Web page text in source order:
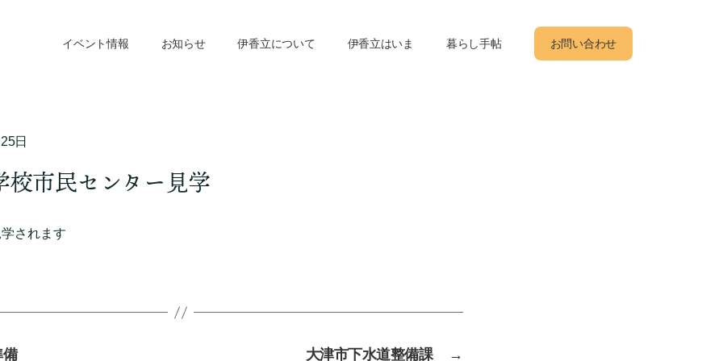
イベント情報 お知らせ 伊香立について 伊香立はいま 暮らし手帖 お問い合わせ
日
校市民センター見学
されます
備 →
大津市下水道整備課